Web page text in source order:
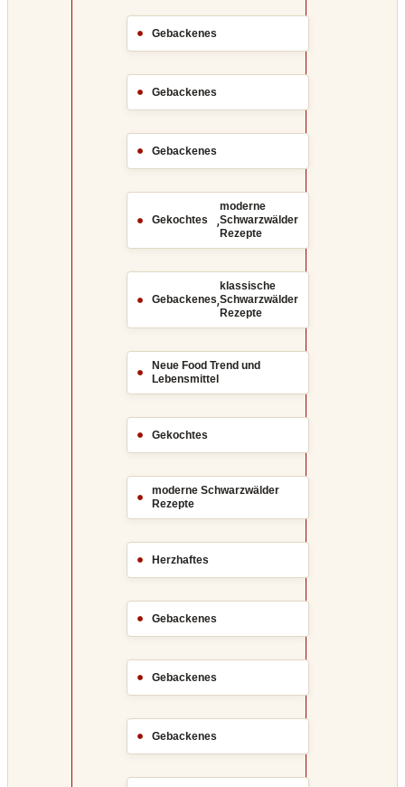
Gebackenes
Gebackenes
Gebackenes
Gekochtes ,
moderne
Schwarzwälder
Rezepte
Gebackenes,
klassische
Schwarzwälder
Rezepte
Neue Food Trend und
Lebensmittel
Gekochtes
moderne Schwarzwälder
Rezepte
Herzhaftes
Gebackenes
Gebackenes
Gebackenes